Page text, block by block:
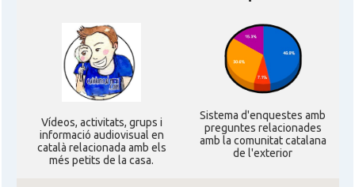
Ví­deos, activitats, grups i
informació audiovisual en
català relacionada amb els
més petits de la casa.
Sistema d'enquestes amb
preguntes relacionades
amb la comunitat catalana
de l'exterior